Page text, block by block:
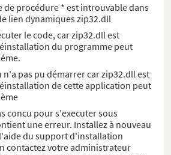
de procédure * est introuvable dans
lien dynamiques zip32.dll
le code, car zip32.dll est
du programme peut
pas pu démarrer car zip32.dll est
de cette application peut
concu pour s'executer sous
une erreur. Installez à nouveau
du support d'installation
contactez votre administrateur